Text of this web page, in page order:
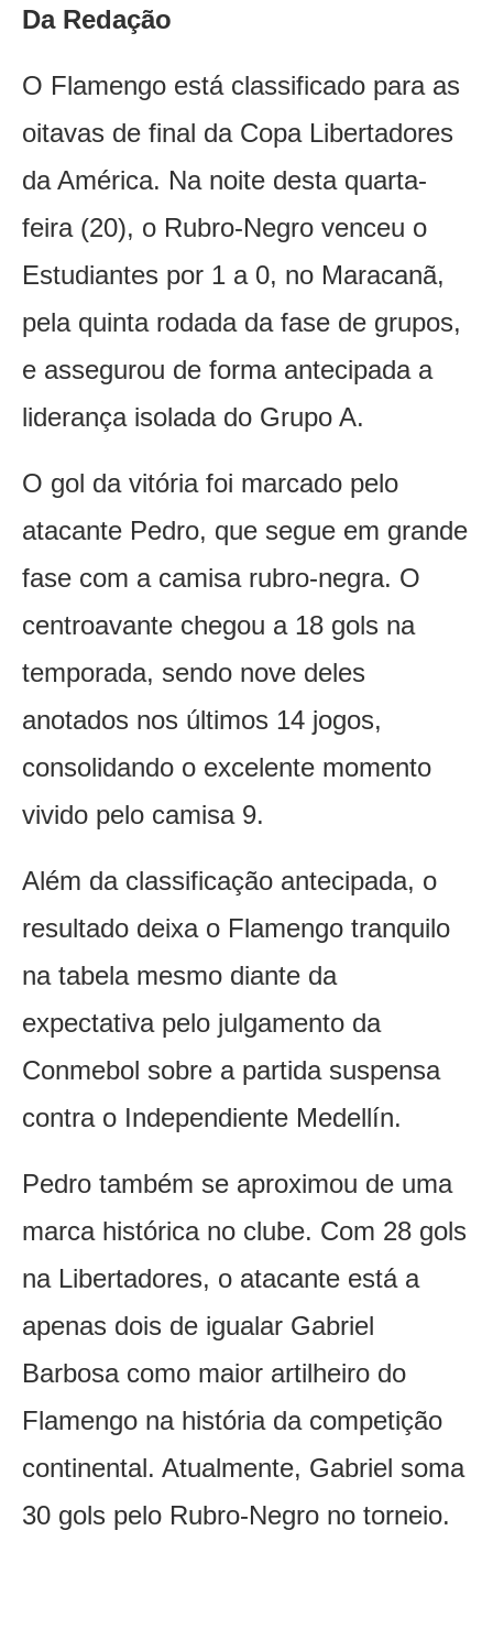
Da Redação
O Flamengo está classificado para as
oitavas de final da Copa Libertadores
da América. Na noite desta quarta-
feira (20), o Rubro-Negro venceu o
Estudiantes por 1 a 0, no Maracanã,
pela quinta rodada da fase de grupos,
e assegurou de forma antecipada a
liderança isolada do Grupo A.
O gol da vitória foi marcado pelo
atacante Pedro, que segue em grande
fase com a camisa rubro-negra. O
centroavante chegou a 18 gols na
temporada, sendo nove deles
anotados nos últimos 14 jogos,
consolidando o excelente momento
vivido pelo camisa 9.
Além da classificação antecipada, o
resultado deixa o Flamengo tranquilo
na tabela mesmo diante da
expectativa pelo julgamento da
Conmebol sobre a partida suspensa
contra o Independiente Medellín.
Pedro também se aproximou de uma
marca histórica no clube. Com 28 gols
na Libertadores, o atacante está a
apenas dois de igualar Gabriel
Barbosa como maior artilheiro do
Flamengo na história da competição
continental. Atualmente, Gabriel soma
30 gols pelo Rubro-Negro no torneio.